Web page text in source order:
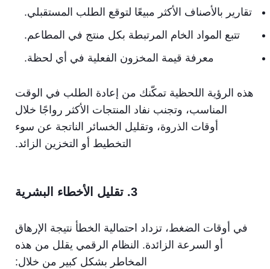
تقارير بالأصناف الأكثر مبيعًا لتوقع الطلب المستقبلي.
تتبع المواد الخام المرتبطة بكل منتج في المطاعم.
معرفة قيمة المخزون الفعلية في أي لحظة.
هذه الرؤية اللحظية تمكّنك من إعادة الطلب في الوقت
المناسب، وتجنب نفاد المنتجات الأكثر رواجًا خلال
أوقات الذروة، وتقليل الخسائر الناتجة عن سوء
التخطيط أو التخزين الزائد.
3. تقليل الأخطاء البشرية
في أوقات الضغط، تزداد احتمالية الخطأ نتيجة الإرهاق
أو السرعة الزائدة. النظام الرقمي يقلل من هذه
المخاطر بشكل كبير من خلال: